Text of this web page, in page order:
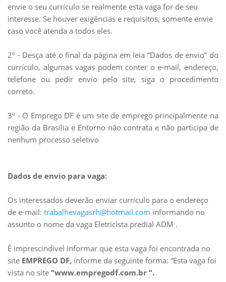
envie o seu currículo se realmente esta vaga for de seu
interesse. Se houver exigências e requisitos, somente envie
caso você atenda a todos eles.
2º - Desça até o final da página em leia “Dados de envio” do
currículo, algumas vagas podem conter o e-mail, endereço,
telefone ou pedir envio pelo site, siga o procedimento
correto.
3º - O Emprego DF é um site de emprego principalmente na
região da Brasília e Entorno não contrata e não participa de
nenhum processo seletivo
Dados de envio para vaga:
Os interessados deverão enviar currículo para o endereço
de e-mail: trabalhevagasrh@hotmail.com informando no
assunto o nome da vaga Eletricista predial ADM .
É imprescindível informar que esta vaga foi encontrada no
site EMPREGO DF, informe da seguinte forma: “Esta vaga foi
vista no site “www.empregodf.com.br “.